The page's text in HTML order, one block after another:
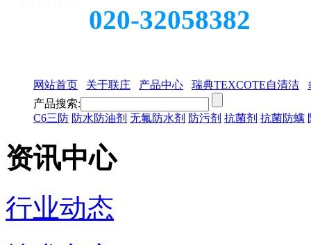
020-32058382
网站首页 关于联庄 产品中心 瑞典TEXCOTE自清洁
产品搜索:
C6三防 防水防油剂 无氟防水剂 防污剂 抗菌剂 抗菌防螨
资讯中心
行业动态